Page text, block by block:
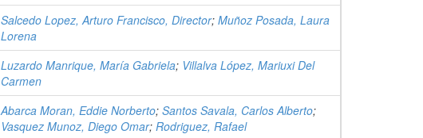
Salcedo Lopez, Arturo Francisco, Director; Muñoz Posada, Laura
Lorena
Luzardo Manrique, María Gabriela; Villalva López, Mariuxi Del
Carmen
Abarca Moran, Eddie Norberto; Santos Savala, Carlos Alberto;
Vasquez Munoz, Diego Omar; Rodriguez, Rafael